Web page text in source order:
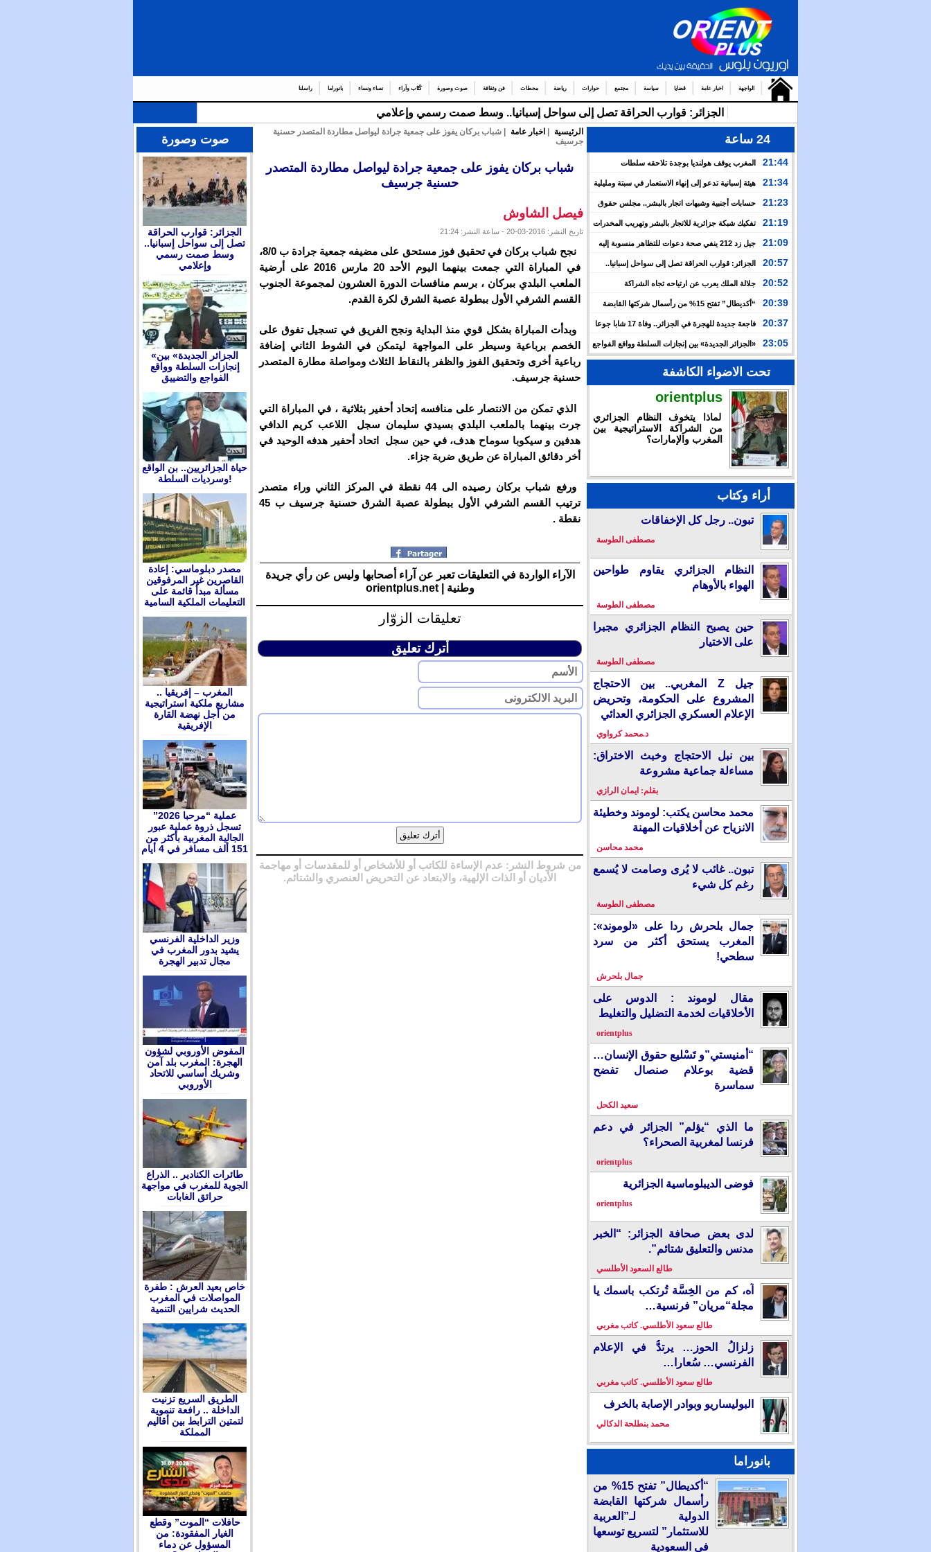
الواجهة اخبار عامة قضايا سياسة مجتمع حوارات رياضة محطات فن وثقافة صوت وصورة كُتّاب وآراء نساء ونساء بانوراما راسلنا
الجزائر: قوارب الحراقة تصل إلى سواحل إسبانيا.. وسط صمت رسمي وإعلامي
24 ساعة
21:44
المغرب يوقف هولنديا بوجدة تلاحقه سلطات
أمستردام
21:34
هيئة إسبانية تدعو إلى إنهاء الاستعمار في سبتة ومليلية
وتعتبر إعادتهما إلى المغرب مسألة وقت
21:23
حسابات أجنبية وشبهات اتجار بالبشر.. مجلس حقوق
الإنسان يكشف خفايا التعبئة للعبور الجماعي نحو سبتة
21:19
تفكيك شبكة جزائرية للاتجار بالبشر وتهريب المخدرات
بين إسبانيا والجزائر
21:09
جيل زد 212 ينفي صحة دعوات للتظاهر منسوبة إليه
ويحذر من منشورات مفبركة
20:57
الجزائر: قوارب الحراقة تصل إلى سواحل إسبانيا..
وسط صمت رسمي وإعلامي
20:52
جلالة الملك يعرب عن ارتياحه تجاه الشراكة
الاستراتيجية بين المغرب والكوت ديفوار
20:39
“أكديطال” تفتح 15% من رأسمال شركتها القابضة
الدولية لـ”العربية للاستثمار” لتسريع توسعها في السعودية
20:37
فاجعة جديدة للهجرة في الجزائر.. وفاة 17 شابا جوعا
وعطشا بعد أسبوعين من التيه قرب سواحل إسبانيا
23:05
«الجزائر الجديدة» بين إنجازات السلطة وواقع الفواجع
والتضييق
تحت الاضواء الكاشفة
orientplus
لماذا يتخوف النظام الجزائري
من الشراكة الاستراتيجية بين
المغرب والإمارات؟
أراء وكتاب
تبون.. رجل كل الإخفاقات
مصطفى الطوسة
النظام الجزائري يقاوم طواحين
الهواء بالأوهام
مصطفى الطوسة
حين يصبح النظام الجزائري مجبرا
على الاختيار
مصطفى الطوسة
جيل Z المغربي.. بين الاحتجاج
المشروع على الحكومة، وتحريض
الإعلام العسكري الجزائري العدائي
د.محمد كرواوي
بين نبل الاحتجاج وخبث الاختراق:
مساءلة جماعية مشروعة
بقلم: ايمان الرازي
محمد محاسن يكتب: لوموند وخطيئة
الانزياح عن أخلاقيات المهنة
محمد محاسن
تبون.. غائب لا يُرى وصامت لا يُسمع
رغم كل شيء
مصطفى الطوسة
جمال بلحرش ردا على «لوموند»:
المغرب يستحق أكثر من سرد
سطحي!
جمال بلحرش
مقال لوموند : الدوس على
الأخلاقيات لخدمة التضليل والتغليط
orientplus
“أمنيستي”و تَسْليع حقوق الإنسان…
قضية بوعلام صنصال تفضح
سماسرة
سعيد الكحل
ما الذي “يؤلم” الجزائر في دعم
فرنسا لمغربية الصحراء؟
orientplus
فوضى الديبلوماسية الجزائرية
orientplus
لدى بعض صحافة الجزائر: “الخبر
مدنس والتعليق شتائم”.
طالع السعود الأطلسي
آه، كم من الخِسَّة تُرتكب باسمك يا
مجلة“مريان” فرنسية…
طالع سعود الأطلسي. كاتب مغربي
زلزالُ الحوز… يرتدُّ في الإعلام
الفرنسي… سُعارا…
طالع سعود الأطلسي. كاتب مغربي
البوليساريو وبوادر الإصابة بالخرف
محمد بنطلحة الدكالي
بانوراما
“أكديطال” تفتح 15% من
رأسمال شركتها القابضة
الدولية لـ”العربية
للاستثمار” لتسريع توسعها
في السعودية
الرئيسية اخبار عامة
| شباب بركان يفوز على جمعية جرادة ليواصل مطاردة المتصدر حسنية
جرسيف
شباب بركان يفوز على جمعية جرادة ليواصل مطاردة المتصدر
حسنية جرسيف
فيصل الشاوش
تاريخ النشر: 2016-03-20 - ساعة النشر: 21:24
نجح شباب بركان في تحقيق فوز مستحق على مضيفه جمعية جرادة ب 8/0،
في المباراة التي جمعت بينهما اليوم الأحد 20 مارس 2016 على أرضية
الملعب البلدي ببركان ، برسم منافسات الدورة العشرون لمجموعة الجنوب
القسم الشرفي الأول ببطولة عصبة الشرق لكرة القدم.
وبدأت المباراة بشكل قوي منذ البداية ونجح الفريق في تسجيل تفوق على
الخصم برباعية وسيطر على المواجهة ليتمكن في الشوط الثاني إضافة
رباعية أخرى وتحقيق الفوز والظفر بالنقاط الثلاث ومواصلة مطارة المتصدر
حسنية جرسيف.
الذي تمكن من الانتصار على منافسه إتحاد أحفير بثلاثية ، في المباراة التي
جرت بينهما بالملعب البلدي بسيدي سليمان سجل اللاعب كريم الدافي
هدفين و سيكوبا سوماح هدف، في حين سجل اتحاد أحفير هدفه الوحيد في
أخر دقائق المباراة عن طريق ضربة جزاء.
ورفع شباب بركان رصيده الى 44 نقطة في المركز الثاني وراء متصدر
ترتيب القسم الشرفي الأول ببطولة عصبة الشرق حسنية جرسيف ب 45
نقطة .
الآراء الواردة في التعليقات تعبر عن آراء أصحابها وليس عن رأي جريدة
وطنية | orientplus.net
تعليقات الزوّار
أترك تعليق
من شروط النشر: عدم الإساءة للكاتب أو للأشخاص أو للمقدسات أو مهاجمة
الأديان أو الذات الإلهية، والابتعاد عن التحريض العنصري والشتائم.
صوت وصورة
الجزائر: قوارب الحراقة
تصل إلى سواحل إسبانيا..
وسط صمت رسمي
وإعلامي
«الجزائر الجديدة» بين
إنجازات السلطة وواقع
الفواجع والتضييق
حياة الجزائريين.. بن الواقع
وسرديات السلطة!
مصدر دبلوماسي: إعادة
القاصرين غير المرفوقين
مسألة مبدأ قائمة على
التعليمات الملكية السامية
المغرب – إفريقيا ..
مشاريع ملكية استراتيجية
من أجل نهضة القارة
الإفريقية
عملية “مرحبا 2026”
تسجل ذروة عملية عبور
الجالية المغربية بأكثر من
151 ألف مسافر في 4 أيام
وزير الداخلية الفرنسي
يشيد بدور المغرب في
مجال تدبير الهجرة
المفوض الأوروبي لشؤون
الهجرة: المغرب بلد آمن
وشريك أساسي للاتحاد
الأوروبي
طائرات الكنادير .. الذراع
الجوية للمغرب في مواجهة
حرائق الغابات
ﺧﺎﺹ ﺑﻌﻴﺪ ﺍﻟﻌﺮﺵ : ﻃﻔﺮﺓ
ﺍﻟﻤﻮﺍﺻﻼﺕ ﻓﻲ ﺍﻟﻤﻐﺮﺏ
ﺍﻟﺤﺪﻳﺚ ﺷﺮﺍﻳﻴﻦ ﺍﻟﺘﻨﻤﻴﺔ
الطريق السريع تزنيت
الداخلة .. رافعة تنموية
لتمتين الترابط بين أقاليم
المملكة
حافلات “الموت” وقطع
الغيار المفقودة: من
المسؤول عن دماء